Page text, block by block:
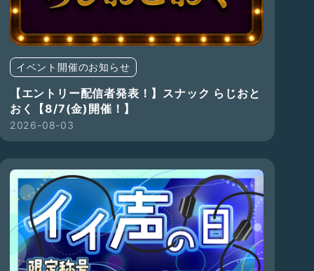
イベント開催のお知らせ
【エントリー配信者発表！】スナック らじおと
おく【8/7(金)開催！】
2026-08-03